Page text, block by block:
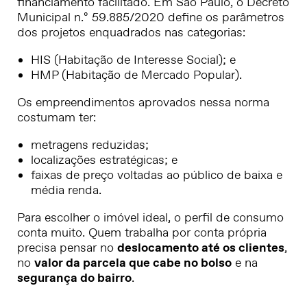
Municipal n.º 59.885/2020 define os parâmetros
dos projetos enquadrados nas categorias:
HIS (Habitação de Interesse Social); e
HMP (Habitação de Mercado Popular).
Os empreendimentos aprovados nessa norma
costumam ter:
metragens reduzidas;
localizações estratégicas; e
faixas de preço voltadas ao público de baixa e
média renda.
Para escolher o imóvel ideal, o perfil de consumo
conta muito. Quem trabalha por conta própria
precisa pensar no deslocamento até os clientes,
no valor da parcela que cabe no bolso e na
segurança do bairro.